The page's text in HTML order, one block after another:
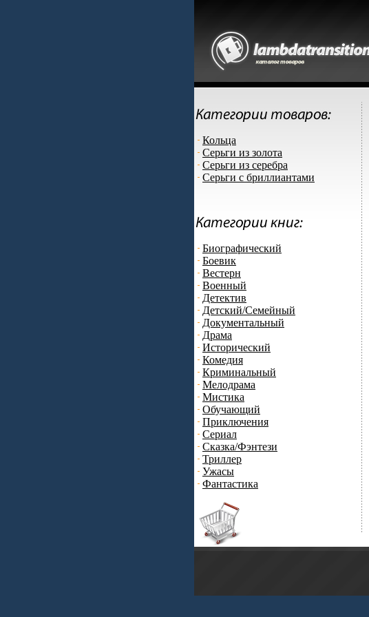
Кольца
Серьги из золота
Серьги из серебра
Серьги с бриллиантами
Биографический
Боевик
Вестерн
Военный
Детектив
Детский/Семейный
Документальный
Драма
Исторический
Комедия
Криминальный
Мелодрама
Мистика
Обучающий
Приключения
Сериал
Сказка/Фэнтези
Триллер
Ужасы
Фантастика